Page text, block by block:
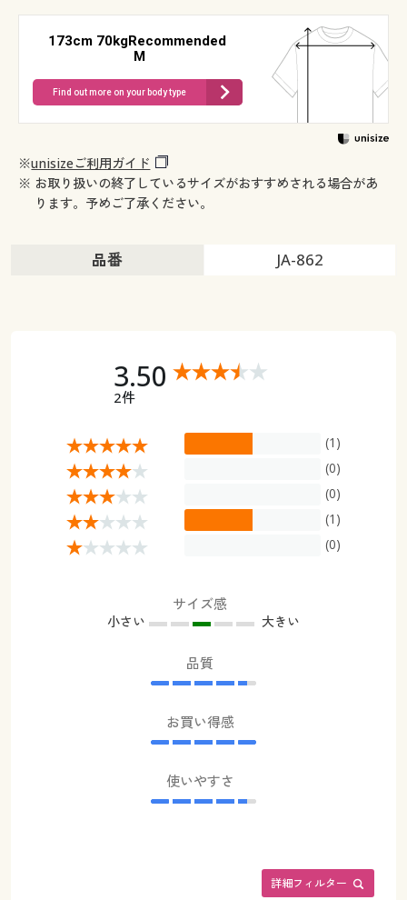
173cm 70kgRecommended
M
Find out more on your body type
※unisizeご利用ガイド
※ お取り扱いの終了しているサイズがおすすめされる場合があ
ります。予めご了承ください。
品番 JA-862
3.50
2件
(1)
(0)
(0)
(1)
(0)
サイズ感
小さい 大きい
品質
お買い得感
使いやすさ
詳細フィルター